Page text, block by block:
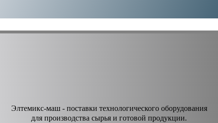
Элтемикс-маш - поставки технологического оборудования
для производства сырья и готовой продукции.